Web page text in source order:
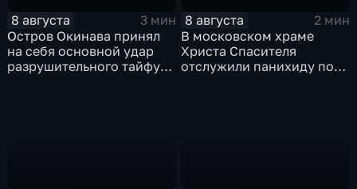
8 августа
3 мин
Остров Окинава принял
на себя основной удар
разрушительного тайфуна
8 августа
2 мин
В московском храме
Христа Спасителя
отслужили панихиду по